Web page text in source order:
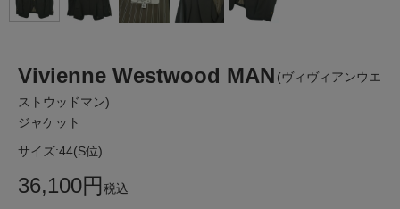
Vivienne Westwood MAN (ヴィヴィアンウエ
ストウッドマン)
ジャケット
サイズ:44(S位)
36,100円税込